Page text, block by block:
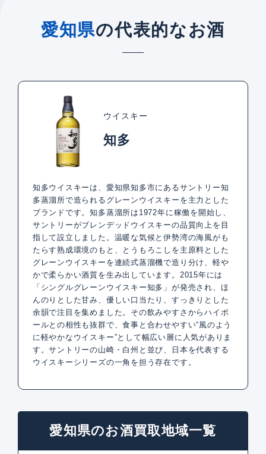
愛知県の代表的なお酒
ウイスキー
知多
知多ウイスキーは、愛知県知多市にあるサントリー知
多蒸溜所で造られるグレーンウイスキーを主力とした
ブランドです。知多蒸溜所は1972年に稼働を開始し、
サントリーがブレンデッドウイスキーの品質向上を目
指して設立しました。温暖な気候と伊勢湾の海風がも
たらす熟成環境のもと、とうもろこしを主原料とした
グレーンウイスキーを連続式蒸溜機で造り分け、軽や
かで柔らかい酒質を生み出しています。2015年には
「シングルグレーンウイスキー知多」が発売され、ほ
んのりとした甘み、優しい口当たり、すっきりとした
余韻で注目を集めました。その飲みやすさからハイボ
ールとの相性も抜群で、食事と合わせやすい“風のよう
に軽やかなウイスキー”として幅広い層に人気がありま
す。サントリーの山崎・白州と並び、日本を代表する
ウイスキーシリーズの一角を担う存在です。
愛知県のお酒買取地域一覧